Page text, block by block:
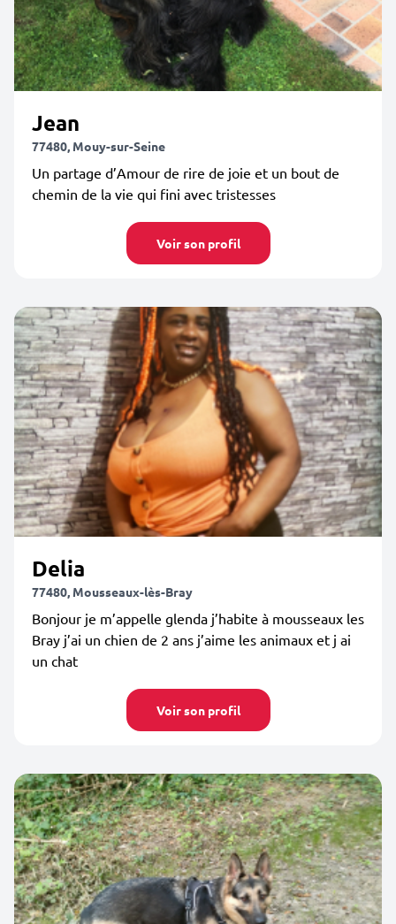
Jean
77480, Mouy-sur-Seine
Un partage d’Amour de rire de joie et un bout de
chemin de la vie qui fini avec tristesses
Voir son profil
Delia
77480, Mousseaux-lès-Bray
Bonjour je m’appelle glenda j’habite à mousseaux les
Bray j’ai un chien de 2 ans j’aime les animaux et j ai
un chat
Voir son profil